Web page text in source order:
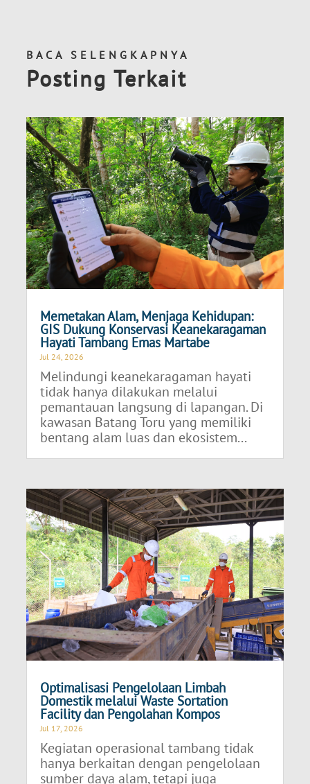
BACA SELENGKAPNYA
Posting Terkait
Memetakan Alam, Menjaga Kehidupan:
GIS Dukung Konservasi Keanekaragaman
Hayati Tambang Emas Martabe
Jul 24, 2026
Melindungi keanekaragaman hayati
tidak hanya dilakukan melalui
pemantauan langsung di lapangan. Di
kawasan Batang Toru yang memiliki
bentang alam luas dan ekosistem...
Optimalisasi Pengelolaan Limbah
Domestik melalui Waste Sortation
Facility dan Pengolahan Kompos
Jul 17, 2026
Kegiatan operasional tambang tidak
hanya berkaitan dengan pengelolaan
sumber daya alam, tetapi juga